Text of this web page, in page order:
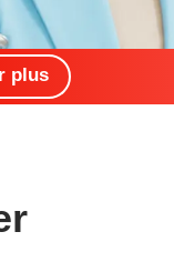
plus